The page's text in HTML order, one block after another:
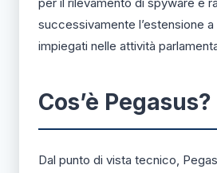
successivamente l’estensione
impiegati nelle attività
Cos’è Pegasus?
Dal punto di vista tecnico,